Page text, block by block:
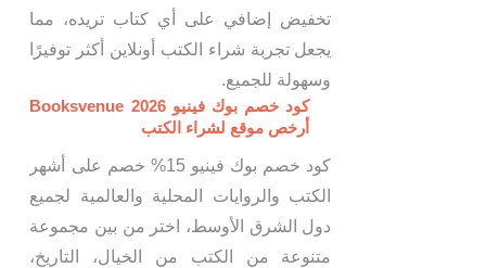
تخفيض إضافي على أي كتاب تريده، مما
يجعل تجربة شراء الكتب أونلاين أكثر توفيرًا
وسهولة للجميع.
كود خصم بوك فينيو Booksvenue 2026
أرخص موقع لشراء الكتب
كود خصم بوك فينيو 15% خصم على أشهر
الكتب والروايات المحلية والعالمية لجميع
دول الشرق الأوسط، اختر من بين مجموعة
متنوعة من الكتب من الخيال، التاريخ،